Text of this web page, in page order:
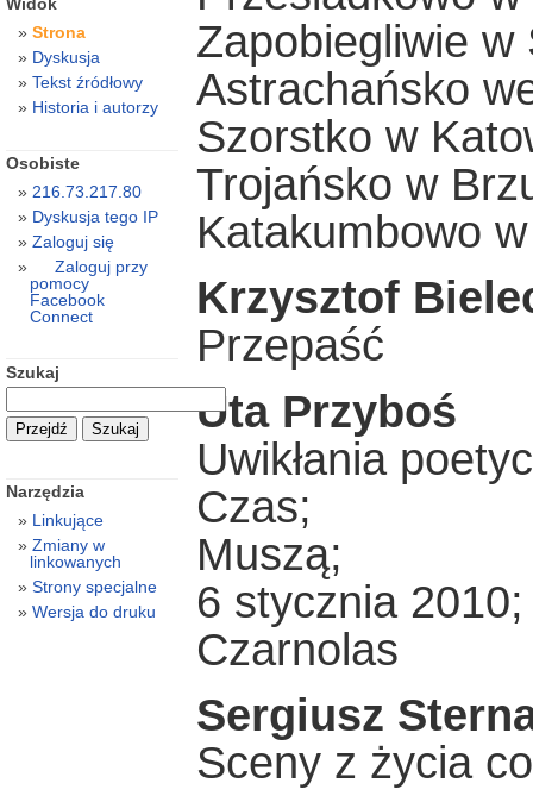
Zapobiegliwie w
Astrachańsko
Szorstko w
Trojańsko w
Katakumbowo
Krzysztof
Przepaść
Uta Przyboś
Uwikłania
Czas;
Muszą;
6 stycznia 2010;
Czarnolas
Sergiusz
Sceny z życia
Widok
Strona
Dyskusja
Tekst źródłowy
Historia i autorzy
Osobiste
216.73.217.80
Dyskusja tego IP
Zaloguj się
Zaloguj przy
pomocy
Facebook
Connect
Szukaj
Narzędzia
Linkujące
Zmiany w
linkowanych
Strony specjalne
Wersja do druku